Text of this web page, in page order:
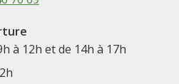
à 12h et de 14h à 17h